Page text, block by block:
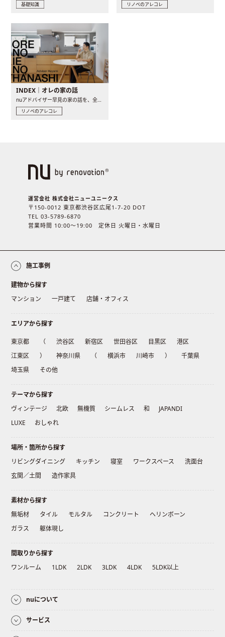
基礎知識 リノベのアレコレ
INDEX｜オレの家の話
nuアドバイザー早見の家の話を、全4話でお届け。リノベーションを..
リノベのアレコレ
運営会社 株式会社ニューユニークス
〒150-0012 東京都渋谷区広尾1-7-20 DOT
TEL 03-5789-6870
営業時間 10:00〜19:00 定休日 火曜日・水曜日
施工事例
建物から探す
マンション
一戸建て 店舗・オフィス
エリアから探す
東京都 （ 渋谷区 新宿区 世田谷区 目黒区
港区
江東区
） 神奈川県 （ 横浜市 川崎市 ）
千葉県
埼玉県
その他
テーマから探す
ヴィンテージ
北欧 無機質 シームレス 和
JAPANDI
LUXE
おしゃれ
場所・箇所から探す
リビングダイニング
キッチン 寝室 ワークスペース
洗面台
玄関／土間
造作家具
素材から探す
無垢材
タイル モルタル コンクリート
ヘリンボーン
ガラス
躯体現し
間取りから探す
ワンルーム
1LDK 2LDK 3LDK 4LDK 5LDK以上
nuについて
サービス